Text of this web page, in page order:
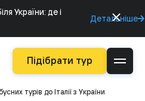
України: де і
Детальніше
Підібрати тур
турів до Італії з України